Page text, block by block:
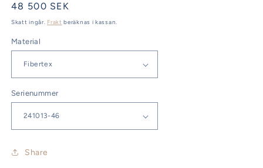
Ordinarie
pris
48 500 SEK
Skatt ingår. Frakt beräknas i kassan.
Material
Serienummer
Share